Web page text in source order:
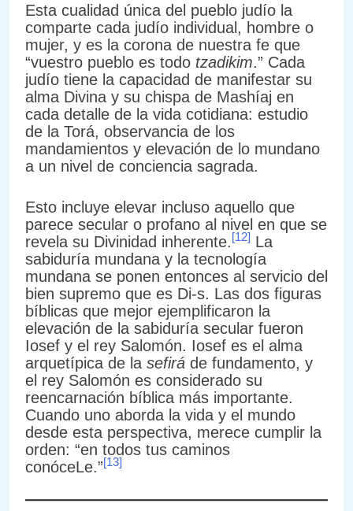
Esta cualidad única del pueblo judío la
comparte cada judío individual, hombre o
mujer, y es la corona de nuestra fe que
“vuestro pueblo es todo tzadikim.” Cada
judío tiene la capacidad de manifestar su
alma Divina y su chispa de Mashíaj en
cada detalle de la vida cotidiana: estudio
de la Torá, observancia de los
mandamientos y elevación de lo mundano
a un nivel de conciencia sagrada.
Esto incluye elevar incluso aquello que
parece secular o profano al nivel en que se
revela su Divinidad inherente.[12] La
sabiduría mundana y la tecnología
mundana se ponen entonces al servicio del
bien supremo que es Di-s. Las dos figuras
bíblicas que mejor ejemplificaron la
elevación de la sabiduría secular fueron
Iosef y el rey Salomón. Iosef es el alma
arquetípica de la sefirá de fundamento, y
el rey Salomón es considerado su
reencarnación bíblica más importante.
Cuando uno aborda la vida y el mundo
desde esta perspectiva, merece cumplir la
orden: “en todos tus caminos
conóceLe.”[13]